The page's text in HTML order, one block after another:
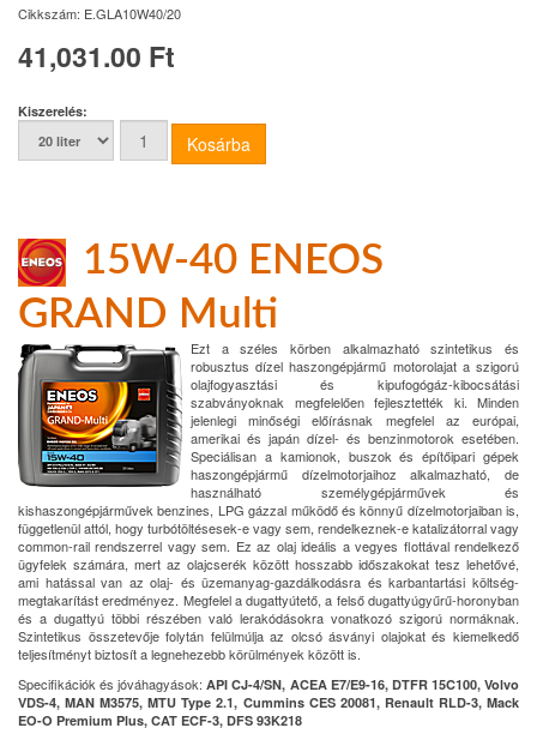
Cikkszám: E.GLA10W40/20
41,031.00 Ft
Kiszerelés:
15W-40 ENEOS
GRAND Multi
Ezt a széles körben alkalmazható szintetikus és
robusztus dízel haszongépjármű motorolajat a szigorú
olajfogyasztási és kipufogógáz-kibocsátási
szabványoknak megfelelően fejlesztették ki. Minden
jelenlegi minőségi előírásnak megfelel az európai,
amerikai és japán dízel- és benzinmotorok esetében.
Speciálisan a kamionok, buszok és építőipari gépek
haszongépjármű dízelmotorjaihoz alkalmazható, de
használható személygépjárművek és
kishaszongépjárművek benzines, LPG gázzal működő és könnyű dízelmotorjaiban is,
függetlenül attól, hogy turbótöltésesek-e vagy sem, rendelkeznek-e katalizátorral vagy
common-rail rendszerrel vagy sem. Ez az olaj ideális a vegyes flottával rendelkező
ügyfelek számára, mert az olajcserék között hosszabb időszakokat tesz lehetővé,
ami hatással van az olaj- és üzemanyag-gazdálkodásra és karbantartási költség-
megtakarítást eredményez. Megfelel a dugattyútető, a felső dugattyúgyűrű-horonyban
és a dugattyú többi részében való lerakódásokra vonatkozó szigorú normáknak.
Szintetikus összetevője folytán felülmúlja az olcsó ásványi olajokat és kiemelkedő
teljesítményt biztosít a legnehezebb körülmények között is.
Specifikációk és jóváhagyások: API CJ-4/SN, ACEA E7/E9-16, DTFR 15C100, Volvo
VDS-4, MAN M3575, MTU Type 2.1, Cummins CES 20081, Renault RLD-3, Mack
EO-O Premium Plus, CAT ECF-3, DFS 93K218